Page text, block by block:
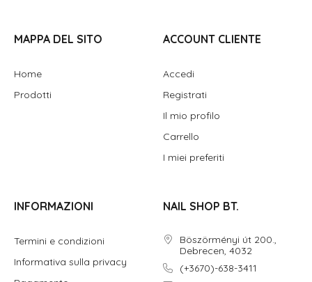
MAPPA DEL SITO
Home
Prodotti
ACCOUNT CLIENTE
Accedi
Registrati
Il mio profilo
Carrello
I miei preferiti
INFORMAZIONI
Termini e condizioni
Informativa sulla privacy
NAIL SHOP BT.
Böszörményi út 200.,
Debrecen, 4032
(+3670)-638-3411